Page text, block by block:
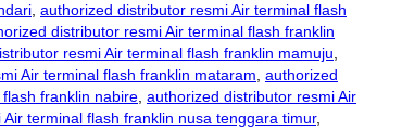
, authorized distributor resmi Air terminal flash
distributor resmi Air terminal flash franklin
resmi Air terminal flash franklin mamuju,
Air terminal flash franklin mataram, authorized
franklin nabire, authorized distributor resmi Air
terminal flash franklin nusa tenggara timur,